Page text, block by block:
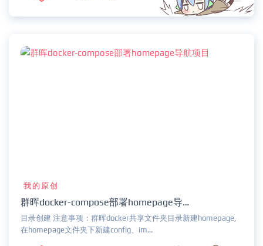
我的原创
群晖docker-compose部署homepage导航项目
目录创建 注意事项：群晖docker共享文件夹目录新建homepage,
在homepage文件夹下新建config、im...